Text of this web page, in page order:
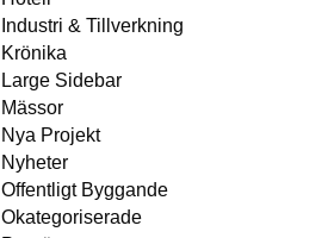
Industri & Tillverkning
Krönika
Large Sidebar
Mässor
Nya Projekt
Nyheter
Offentligt Byggande
Okategoriserade